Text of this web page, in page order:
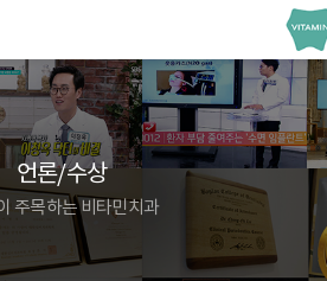
언론/수상
주목하는 비타민치과